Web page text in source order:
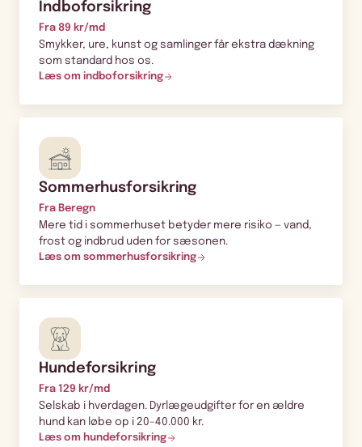
Indboforsikring
Fra 89 kr/md
Smykker, ure, kunst og samlinger får ekstra dækning
som standard hos os.
Læs om indboforsikring
Sommerhusforsikring
Fra Beregn
Mere tid i sommerhuset betyder mere risiko — vand,
frost og indbrud uden for sæsonen.
Læs om sommerhusforsikring
Hundeforsikring
Fra 129 kr/md
Selskab i hverdagen. Dyrlægeudgifter for en ældre
hund kan løbe op i 20–40.000 kr.
Læs om hundeforsikring